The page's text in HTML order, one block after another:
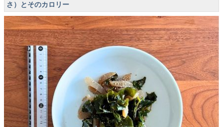
さ）とそのカロリー